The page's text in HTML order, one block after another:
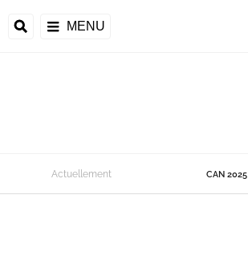
MENU
de la CAF
Actuellement CAN 2025